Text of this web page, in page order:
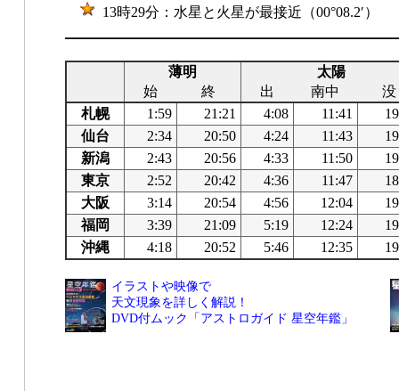
13時29分：水星と火星が最接近（00°08.2′）
薄明
太陽
始
終 出 南中
没
札幌
1:59 21:21 4:08 11:41
仙台
2:34 20:50 4:24 11:43
新潟
2:43 20:56 4:33 11:50
東京
2:52 20:42 4:36 11:47
大阪
3:14 20:54 4:56 12:04
福岡
3:39 21:09 5:19 12:24
沖縄
4:18 20:52 5:46 12:35
イラストや映像で
天文現象を詳しく解説！
DVD付ムック「アストロガイド 星空年鑑」